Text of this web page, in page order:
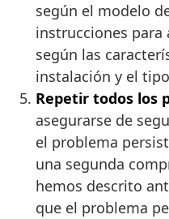
según el modelo
instrucciones
según las
instalación y el
Repetir todos los
asegurarse de
el problema
una segunda
hemos descrito
que el problema